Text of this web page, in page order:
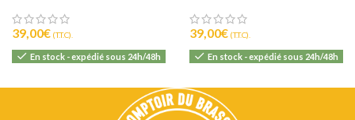
39,00€ (T.T.C).
En stock - expédié sous 24h/48h
39,00€ (T.T.C).
En stock - expédié sous 24h/48h